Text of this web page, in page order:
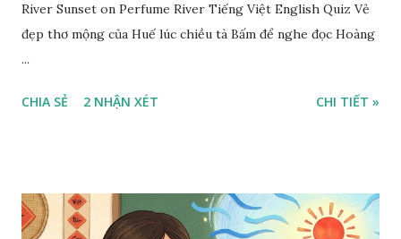
River Sunset on Perfume River Tiếng Việt English Quiz Vẻ
đẹp thơ mộng của Huế lúc chiều tà Bấm để nghe đọc Hoàng
...
CHIA SẺ 2 NHẬN XÉT CHI TIẾT »